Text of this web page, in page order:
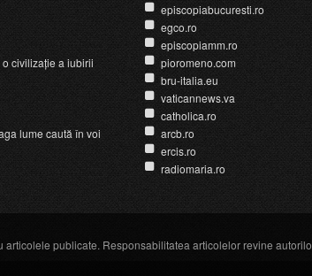
civilizație a iubirii
lume caută în voi
episcopiabucuresti.ro
egco.ro
episcopiamm.ro
pioromeno.com
bru-italia.eu
vaticannews.va
catholica.ro
arcb.ro
ercis.ro
radiomaria.ro
publicate. Responsabilitatea articolelor revine